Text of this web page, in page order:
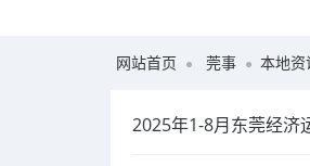
网站首页 莞事 本地资
2025年1-8月东莞经济